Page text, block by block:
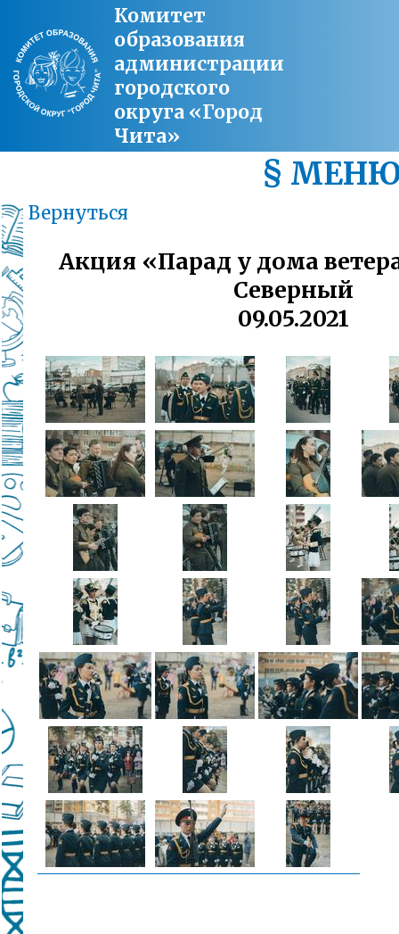
Комитет
образования
администрации
городского
округа «Город
Чита»
§
Вернуться
Акция «Парад у дома
Северный
09.05.2021